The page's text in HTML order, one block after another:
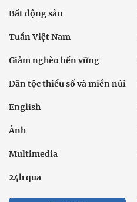
Bất động sản
Tuần Việt Nam
Giảm nghèo bền vững
Dân tộc thiểu số và miền núi
English
Ảnh
Multimedia
24h qua